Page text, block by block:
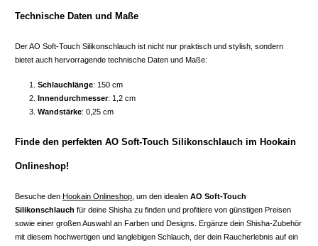
Technische Daten und Maße
Der AO Soft-Touch Silikonschlauch ist nicht nur praktisch und stylish, sondern
bietet auch hervorragende technische Daten und Maße:
Schlauchlänge: 150 cm
Innendurchmesser: 1,2 cm
Wandstärke: 0,25 cm
Finde den perfekten AO Soft-Touch Silikonschlauch im Hookain
Onlineshop!
Besuche den Hookain Onlineshop , um den idealen AO Soft-Touch
Silikonschlauch für deine Shisha zu finden und profitiere von günstigen Preisen
sowie einer großen Auswahl an Farben und Designs. Ergänze dein Shisha-Zubehör
mit diesem hochwertigen und langlebigen Schlauch, der dein Raucherlebnis auf ein